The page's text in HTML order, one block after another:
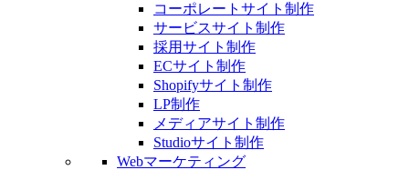
コーポレートサイト制作
サービスサイト制作
採用サイト制作
ECサイト制作
Shopifyサイト制作
LP制作
メディアサイト制作
Studioサイト制作
Webマーケティング